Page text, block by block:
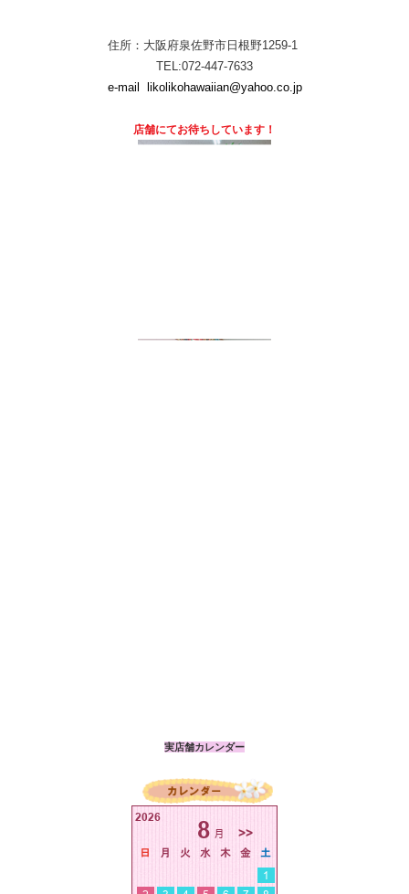
住所：大阪府泉佐野市日根野1259-1
TEL:072-447-7633
e-mail
likolikohawaiian@yahoo.co.jp
店舗にてお待ちしています！
実店舗カレンダー